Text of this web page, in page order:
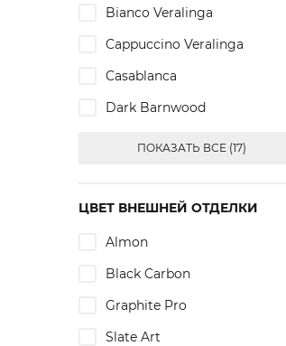
Bianco Veralinga
Cappuccino Veralinga
Casablanca
Dark Barnwood
ПОКАЗАТЬ ВСЕ (17)
ЦВЕТ ВНЕШНЕЙ ОТДЕЛКИ
Almon
Black Carbon
Graphite Pro
Slate Art